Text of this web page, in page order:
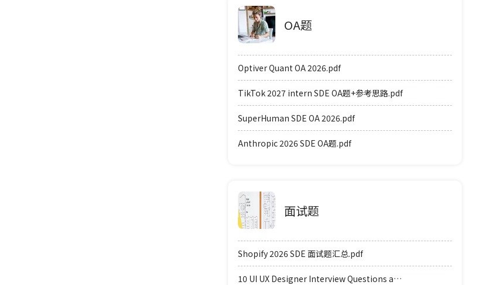
OA题
Optiver Quant OA 2026.pdf
TikTok 2027 intern SDE OA题+参考思路.pdf
SuperHuman SDE OA 2026.pdf
Anthropic 2026 SDE OA题.pdf
面试题
Shopify 2026 SDE 面试题汇总.pdf
10 UI UX Designer Interview Questions and Answers.pdf